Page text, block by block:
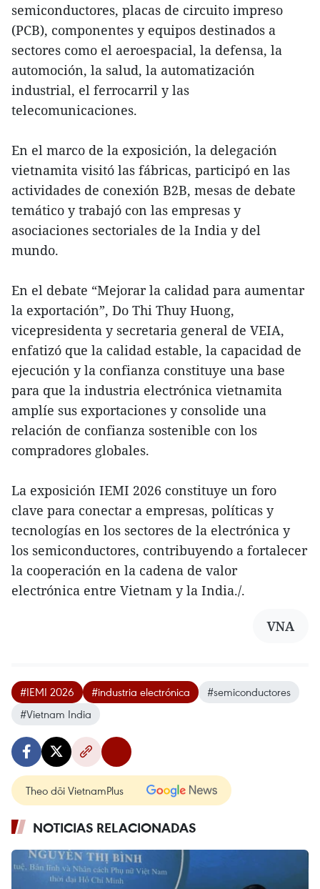
semiconductores, placas de circuito impreso
(PCB), componentes y equipos destinados a
sectores como el aeroespacial, la defensa, la
automoción, la salud, la automatización
industrial, el ferrocarril y las
telecomunicaciones.
En el marco de la exposición, la delegación
vietnamita visitó las fábricas, participó en las
actividades de conexión B2B, mesas de debate
temático y trabajó con las empresas y
asociaciones sectoriales de la India y del
mundo.
En el debate “Mejorar la calidad para aumentar
la exportación”, Do Thi Thuy Huong,
vicepresidenta y secretaria general de VEIA,
enfatizó que la calidad estable, la capacidad de
ejecución y la confianza constituye una base
para que la industria electrónica vietnamita
amplíe sus exportaciones y consolide una
relación de confianza sostenible con los
compradores globales.
La exposición IEMI 2026 constituye un foro
clave para conectar a empresas, políticas y
tecnologías en los sectores de la electrónica y
los semiconductores, contribuyendo a fortalecer
la cooperación en la cadena de valor
electrónica entre Vietnam y la India./.
VNA
#IEMI 2026 #industria electrónica
#semiconductores
#Vietnam India
Theo dõi VietnamPlus
NOTICIAS RELACIONADAS